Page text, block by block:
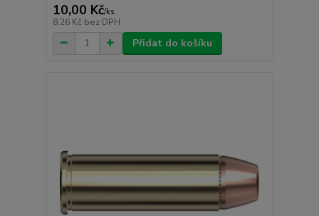
10,00 Kč/ks
8,26 Kč bez DPH
Přidat do košíku